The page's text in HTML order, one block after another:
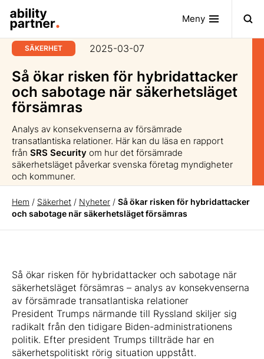
Meny
SÄKERHET 2025-03-07
Så ökar risken för hybridattacker
och sabotage när säkerhetsläget
försämras
Analys av konsekvenserna av försämrade
transatlantiska relationer. Här kan du läsa en rapport
från SRS Security om hur det försämrade
säkerhetsläget påverkar svenska företag myndigheter
och kommuner.
Hem / Säkerhet / Nyheter / Så ökar risken för hybridattacker
och sabotage när säkerhetsläget försämras
Så ökar risken för hybridattacker och sabotage när
säkerhetsläget försämras – analys av konsekvenserna
av försämrade transatlantiska relationer
President Trumps närmande till Ryssland skiljer sig
radikalt från den tidigare Biden-administrationens
politik. Efter president Trumps tillträde har en
säkerhetspolitiskt rörig situation uppstått.